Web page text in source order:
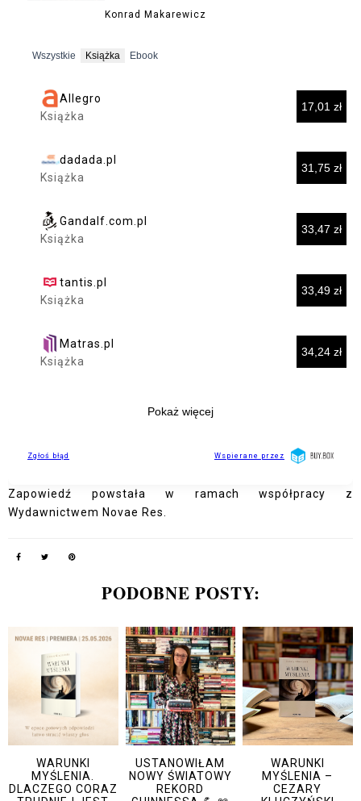
Zapowiedź powstała w ramach współpracy z
Wydawnictwem Novae Res.
PODOBNE POSTY:
WARUNKI
MYŚLENIA.
DLACZEGO CORAZ
USTANOWIŁAM
NOWY ŚWIATOWY
REKORD
WARUNKI
MYŚLENIA –
CEZARY